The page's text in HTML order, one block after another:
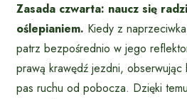
Zasada czwarta: naucz się
oślepianiem. Kiedy z
patrz bezpośrednio w jego
prawą krawędź jezdni, obserwując
pas ruchu od pobocza. Dzięki